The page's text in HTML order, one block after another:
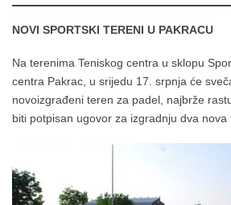
NOVI SPORTSKI TERENI U PAKRACU
Na terenima Teniskog centra u sklopu
centra Pakrac, u srijedu 17. srpnja će
novoizgrađeni teren za padel, najbrže
biti potpisan ugovor za izgradnju dva nova